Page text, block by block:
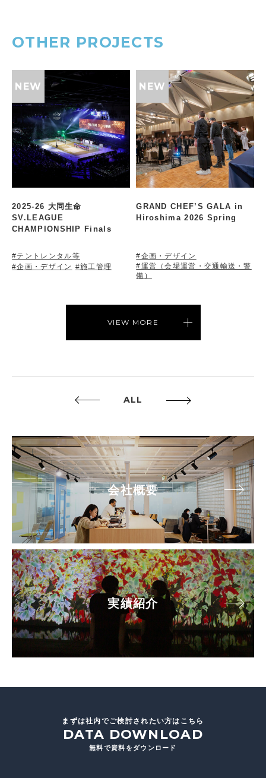
OTHER PROJECTS
2025-26 大同生命
SV.LEAGUE
CHAMPIONSHIP Finals
#テントレンタル等
#企画・デザイン #施工管理
GRAND CHEF’S GALA in
Hiroshima 2026 Spring
#企画・デザイン
#運営（会場運営・交通輸送・警
備）
VIEW MORE
ALL
会社概要
実績紹介
まずは社内でご検討されたい方はこちら
DATA DOWNLOAD
無料で資料をダウンロード